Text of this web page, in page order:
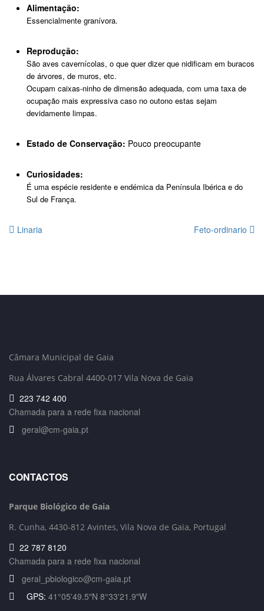
Alimentação:
Essencialmente granívora.
Reprodução:
São aves cavernícolas, o que quer dizer que nidificam em buracos
de árvores, de muros, etc.
Ocupam caixas-ninho de dimensão adequada, com uma taxa de
ocupação mais expressiva caso no outono estas sejam
devidamente limpas.
Estado de Conservação: Pouco preocupante
Curiosidades:
É uma espécie residente e endémica da Península Ibérica e do
Sul de França.
Linaria Feto-ordinario
Câmara Municipal de Gaia
Rua Álvares Cabral 4400-017 Vila Nova de Gaia
223 742 400
Chamada para a rede fixa nacional
geral@cm-gaia.pt
CONTACTOS
Parque Biológico de Gaia
R. Cunha, 4430-812 Avintes, Vila Nova de Gaia, Portugal
22 787 8120
Chamada para a rede fixa nacional
geral_pbiologico@cm-gaia.pt
GPS: 41°05'49.5"N 8°33'21.9"W